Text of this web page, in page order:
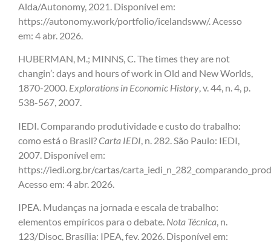
Alda/Autonomy, 2021. Disponível em:
https://autonomy.work/portfolio/icelandsww/. Acesso
em: 4 abr. 2026.
HUBERMAN, M.; MINNS, C. The times they are not
changin’: days and hours of work in Old and New Worlds,
1870-2000. Explorations in Economic History, v. 44, n. 4, p.
538-567, 2007.
IEDI. Comparando produtividade e custo do trabalho:
como está o Brasil?Carta IEDI , n. 282. São Paulo: IEDI,
2007. Disponível em:
https://iedi.org.br/cartas/
Acesso em: 4 abr. 2026.
IPEA. Mudanças na jornada e escala de trabalho:
elementos empíricos para o debate. Nota Técnica, n.
123/Disoc. Brasília: IPEA, fev. 2026. Disponível em: